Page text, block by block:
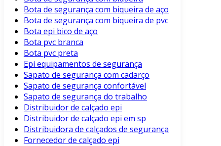
Bota de segurança com biqueira de aço
Bota de segurança com biqueira de pvc
Bota epi bico de aço
Bota pvc branca
Bota pvc preta
Epi equipamentos de segurança
Sapato de segurança com cadarço
Sapato de segurança confortável
Sapato de segurança do trabalho
Distribuidor de calçado epi
Distribuidor de calçado epi em sp
Distribuidora de calçados de segurança
Fornecedor de calçado epi